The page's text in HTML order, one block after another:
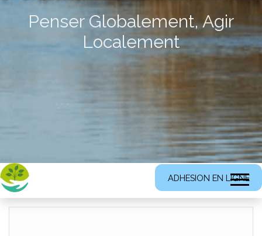
Penser Globalement, Agir
Localement
ADHESION EN LIGNE